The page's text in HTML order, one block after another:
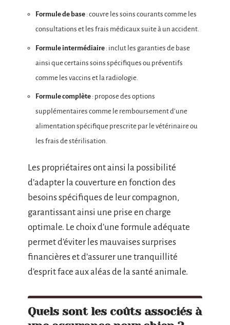
Formule de base : couvre les soins courants comme les
consultations et les frais médicaux suite à un accident.
Formule intermédiaire : inclut les garanties de base
ainsi que certains soins spécifiques ou préventifs
comme les vaccins et la radiologie.
Formule complète : propose des options
supplémentaires comme le remboursement d’une
alimentation spécifique prescrite par le vétérinaire ou
les frais de stérilisation.
Les propriétaires ont ainsi la possibilité
d’adapter la couverture en fonction des
besoins spécifiques de leur compagnon,
garantissant ainsi une prise en charge
optimale. Le choix d’une formule adéquate
permet d’éviter les mauvaises surprises
financières et d’assurer une tranquillité
d’esprit face aux aléas de la santé animale.
Quels sont les coûts associés à